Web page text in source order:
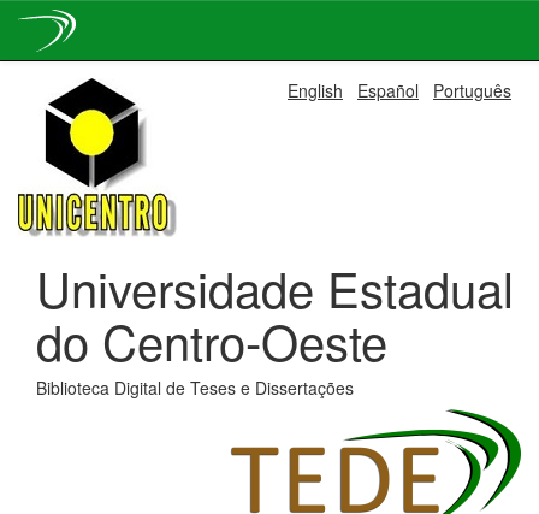
navigation
English Español Português
Universidade Estadual
do Centro-Oeste
Biblioteca Digital de Teses e Dissertações